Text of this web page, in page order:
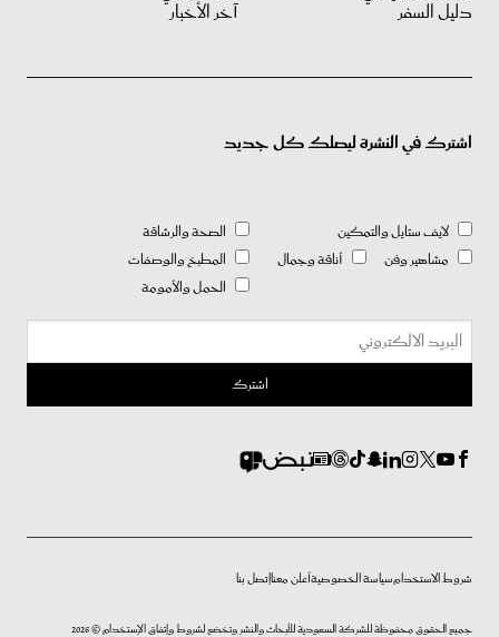
دليل السفر آخر الأخبار
اشترك في النشرة ليصلك كل جديد
لايف ستايل والتمكين
مشاهير وفن
أناقة وجمال
الصحة والرشاقة
المطبخ والوصفات
الحمل والأمومة
شروط الاستخدامسياسة الخصوصيةأعلن معناإتصل بنا
جميع الحقوق محفوظة للشركة السعودية للأبحاث والنشر وتخضع لشروط وإتفاق الإستخدام © 2026